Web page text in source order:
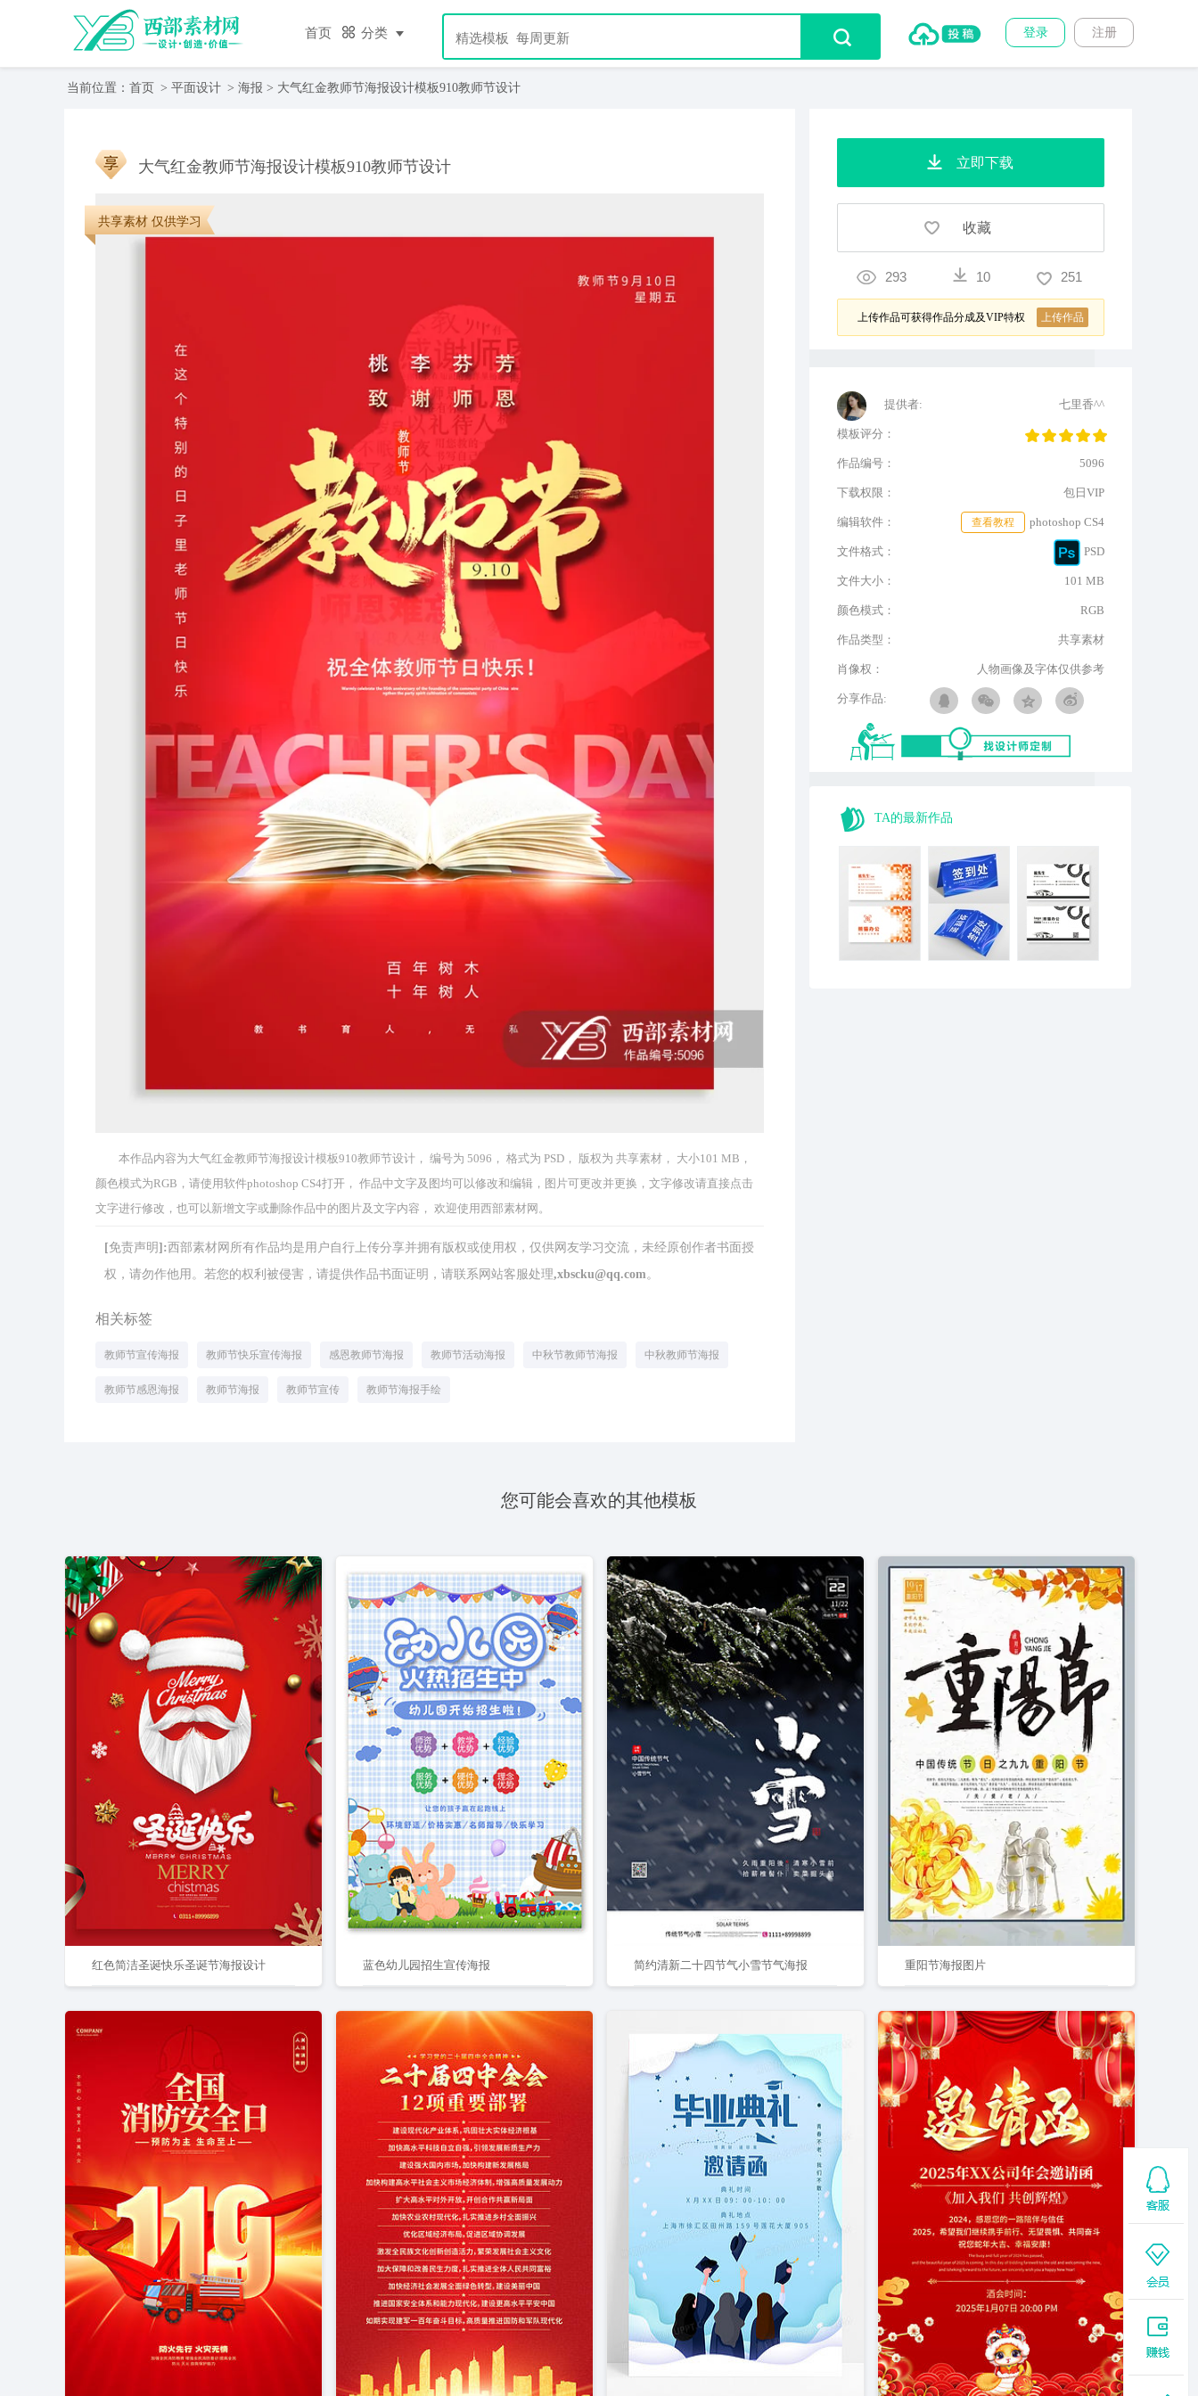
首页 分类 注册
登录
当前位置： 首页 > 平面设计 > 海报 > 大气红金教师节海报设计模板910教师节设计
大气红金教师节海报设计模板910教师节设计
共享素材 仅供学习
本作品内容为大气红金教师节海报设计模板910教师节设计， 编号为 5096， 格式为 PSD， 版权为 共享素材， 大小101 MB，
颜色模式为RGB，请使用软件photoshop CS4打开， 作品中文字及图均可以修改和编辑，图片可更改并更换，文字修改请直接点击
文字进行修改，也可以新增文字或删除作品中的图片及文字内容， 欢迎使用西部素材网。
[免责声明]:西部素材网所有作品均是用户自行上传分享并拥有版权或使用权，仅供网友学习交流，未经原创作者书面授
权，请勿作他用。若您的权利被侵害，请提供作品书面证明，请联系网站客服处理,xbscku@qq.com。
相关标签
教师节宣传海报 教师节快乐宣传海报 感恩教师节海报 教师节活动海报 中秋节教师节海报 中秋教师节海报
教师节感恩海报 教师节海报 教师节宣传 教师节海报手绘
立即下载
收藏
293 10 251
上传作品可获得作品分成及VIP特权 上传作品
提供者: 七里香^^
模板评分：
作品编号： 5096
下载权限： 包日VIP
编辑软件： photoshop CS4
查看教程
文件格式： PSD
文件大小： 101 MB
颜色模式： RGB
作品类型： 共享素材
肖像权： 人物画像及字体仅供参考
分享作品:
TA的最新作品
您可能会喜欢的其他模板
红色简洁圣诞快乐圣诞节海报设计 蓝色幼儿园招生宣传海报 简约清新二十四节气小雪节气海报 重阳节海报图片